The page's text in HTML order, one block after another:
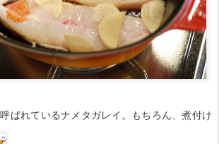
ばれているナメタガレイ。もちろん、煮付け